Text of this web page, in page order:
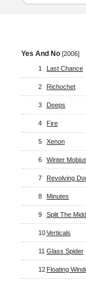
Yes And No [2006]
1 Last Chance
2 Richochet
3 Deeps
4 Fire
5 Xenon
6 Winter
7 Revolving
8 Minutes
9 Split The
10Verticals
11 Glass Spider
12 Floating